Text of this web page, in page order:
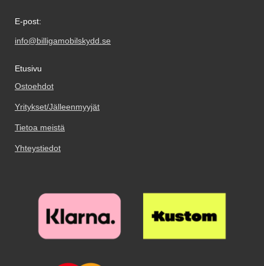
E-post:
info@billigamobilskydd.se
Etusivu
Ostoehdot
Yritykset/Jälleenmyyjät
Tietoa meistä
Yhteystiedot